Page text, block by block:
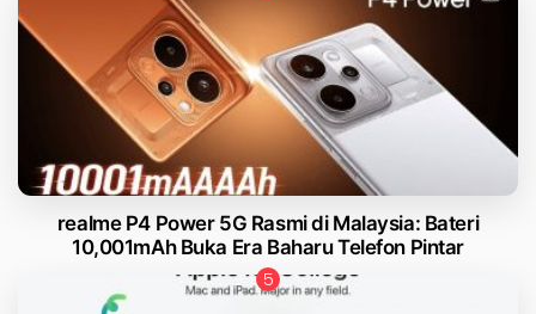
realme P4 Power 5G Rasmi di Malaysia: Bateri
10,001mAh Buka Era Baharu Telefon Pintar